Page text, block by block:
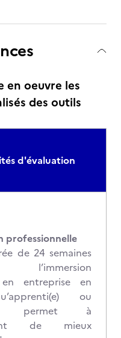
en oeuvre les
des outils
d'évaluation
professionnelle
de 24 semaines
l’immersion
entreprise en
ou
permet à
de mieux